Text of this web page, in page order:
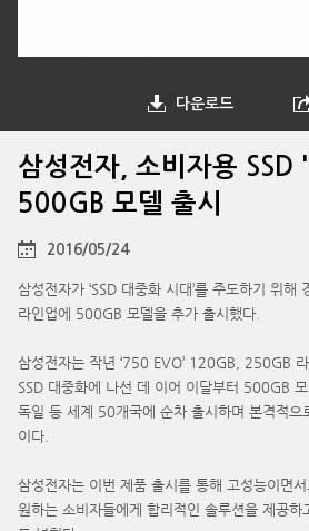
다운로드
삼성전자, 소비자용
500GB 모델 출시
2016/05/24
삼성전자가 ‘SSD 대중화 시대’를 주도하기 위
라인업에 500GB 모델을 추가 출시했다.
삼성전자는 작년 ‘750 EVO’ 120GB, 250GB
SSD 대중화에 나선 데 이어 이달부터 500GB
독일 등 세계 50개국에 순차 출시하며 본격적으
이다.
삼성전자는 이번 제품 출시를 통해 고성능이면
원하는 소비자들에게 합리적인 솔루션을 제공